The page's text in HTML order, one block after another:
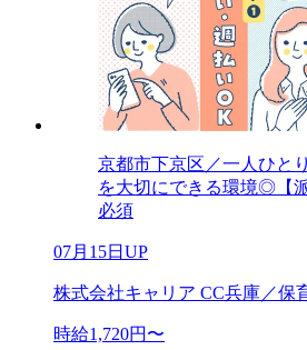
京都市下京区／一人ひと
を大切にできる環境◎【
必須
07月15日UP
株式会社キャリア CC兵庫／保
時給1,720円〜